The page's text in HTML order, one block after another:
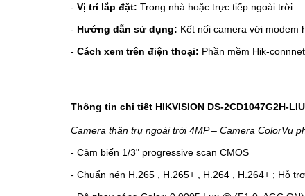
- Vị trí lắp đặt: Trong nhà hoặc trực tiếp ngoài trời.
- Hướng dẫn sử dụng: Kết nối camera với modem
- Cách xem trên điện thoại: Phần mềm Hik-connnet.
Thông tin chi tiết HIKVISION DS-2CD1047G2H-
Camera thân trụ ngoài trời 4MP – Camera ColorVu
- Cảm biến 1/3" progressive scan CMOS
- Chuẩn nén H.265 , H.265+ , H.264 , H.264+ ; Hỗ